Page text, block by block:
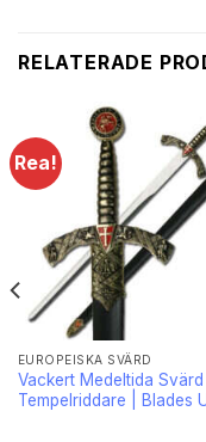
RELATERADE
Rea!
EUROPEISKA SVÄRD
Vackert Medeltida Svärd
Tempelriddare | Blades